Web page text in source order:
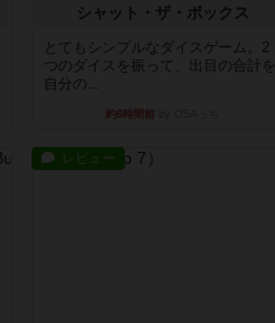
シャット・ザ・ボックス
とてもシンプルなダイスゲーム。2
つのダイスを振って、出目の合計を
自分の...
約6時間前
レビュー